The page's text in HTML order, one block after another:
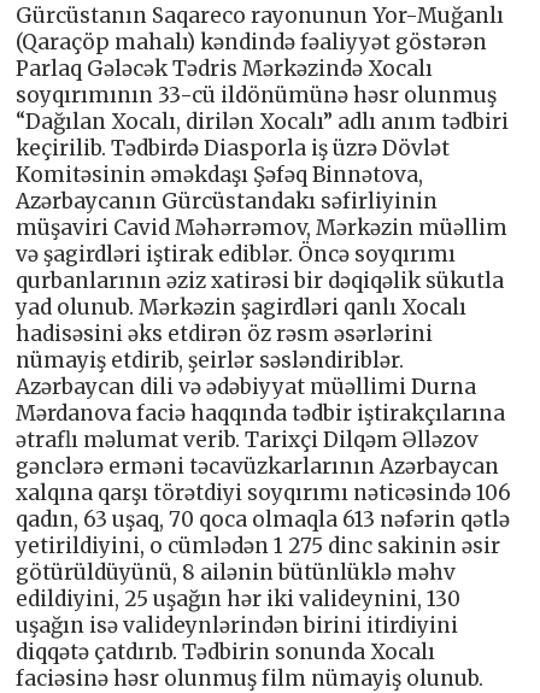
Gürcüstanın Saqareco rayonunun Yor-Muğanlı
(Qaraçöp mahalı) kəndində fəaliyyət göstərən
Parlaq Gələcək Tədris Mərkəzində Xocalı
soyqırımının 33-cü ildönümünə həsr olunmuş
“Dağılan Xocalı, dirilən Xocalı” adlı anım tədbiri
keçirilib. Tədbirdə Diasporla iş üzrə Dövlət
Komitəsinin əməkdaşı Şəfəq Binnətova,
Azərbaycanın Gürcüstandakı səfirliyinin
müşaviri Cavid Məhərrəmov, Mərkəzin müəllim
və şagirdləri iştirak ediblər. Öncə soyqırımı
qurbanlarının əziz xatirəsi bir dəqiqəlik sükutla
yad olunub. Mərkəzin şagirdləri qanlı Xocalı
hadisəsini əks etdirən öz rəsm əsərlərini
nümayiş etdirib, şeirlər səsləndiriblər.
Azərbaycan dili və ədəbiyyat müəllimi Durna
Mərdanova faciə haqqında tədbir iştirakçılarına
ətraflı məlumat verib. Tarixçi Dilqəm Əlləzov
gənclərə erməni təcavüzkarlarının Azərbaycan
xalqına qarşı törətdiyi soyqırımı nəticəsində 106
qadın, 63 uşaq, 70 qoca olmaqla 613 nəfərin qətlə
yetirildiyini, o cümlədən 1 275 dinc sakinin əsir
götürüldüyünü, 8 ailənin bütünlüklə məhv
edildiyini, 25 uşağın hər iki valideynini, 130
uşağın isə valideynlərindən birini itirdiyini
diqqətə çatdırıb. Tədbirin sonunda Xocalı
faciəsinə həsr olunmuş film nümayiş olunub.